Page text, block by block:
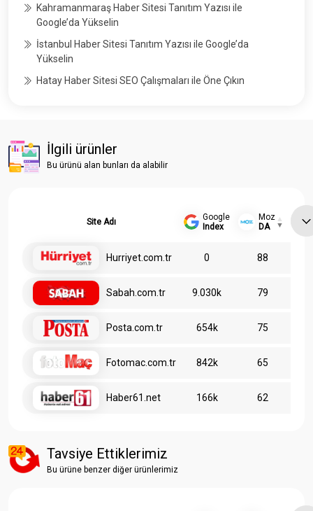
Kahramanmaraş Haber Sitesi Tanıtım Yazısı ile
Google’da Yükselin
İstanbul Haber Sitesi Tanıtım Yazısı ile Google’da
Yükselin
Hatay Haber Sitesi SEO Çalışmaları ile Öne Çıkın
İlgili ürünler
Bu ürünü alan bunları da alabilir
Site Adı
Google
Index
Moz
DA
Hurriyet.com.tr 0 88
Sabah.com.tr 9.030k 79
Posta.com.tr 654k 75
Fotomac.com.tr 842k 65
Haber61.net 166k 62
Tavsiye Ettiklerimiz
Bu ürüne benzer diğer ürünlerimiz